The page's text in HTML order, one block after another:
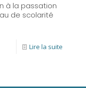
à la passation
de scolarité
Lire la suite